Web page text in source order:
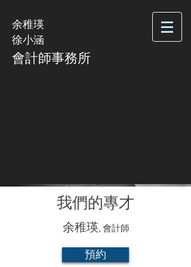
余稚瑛
徐小涵
​會計師事務所
我們的專才
余稚瑛, 會計師
預約